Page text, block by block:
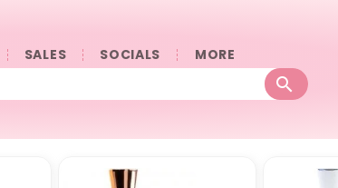
SALES SOCIALS 󠀠󠀠MORE